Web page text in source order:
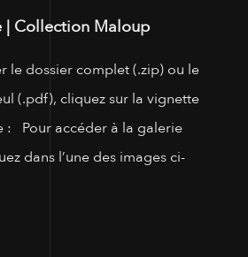
| Collection Maloup
le dossier complet (.zip) ou le
(.pdf), cliquez sur la vignette
: Pour accéder à la galerie
dans l’une des images ci-